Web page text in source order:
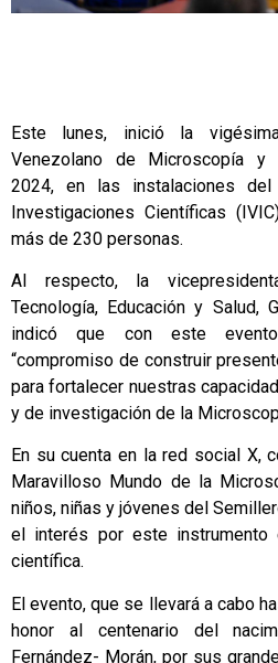
Este lunes, inició la
Venezolano de Microscopía y
2024, en las instalaciones
Investigaciones Científicas
más de 230 personas.
Al respecto, la
Tecnología, Educación y Salud,
indicó que con este
“compromiso de construir
para fortalecer nuestras
y de investigación de la
En su cuenta en la red social X,
Maravilloso Mundo de la
niños, niñas y jóvenes del
el interés por este instrumento
científica.
El evento, que se llevará a cabo
honor al centenario del
Fernández- Morán, por sus